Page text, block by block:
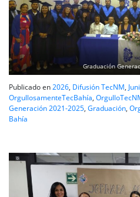
Graduación
Publicado en2026, Difusión TecNM,
OrgullosamenteTecBahía,
Generación 2021-2025, Graduación,
Bahía